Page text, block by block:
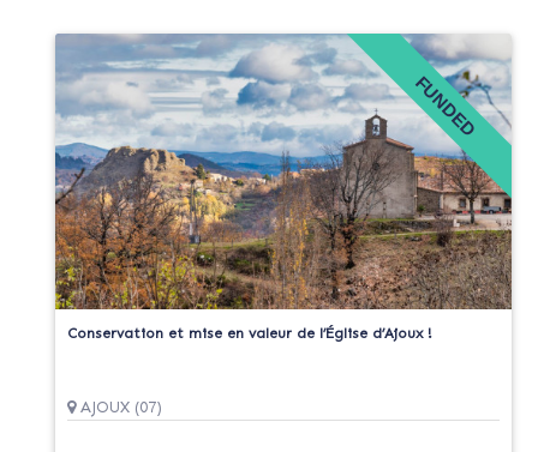
FUNDED
Conservation et mise en valeur de l’Église d’Ajoux !
AJOUX (07)